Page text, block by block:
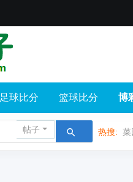
足球比分 篮球比分 博
帖子 热搜: